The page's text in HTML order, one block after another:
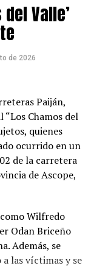
Valle’
de 2026
Paiján,
Chamos del
quienes
ocurrido en un
de la carretera
de Ascope,
Wilfredo
Odan Briceño
Además, se
las víctimas y se